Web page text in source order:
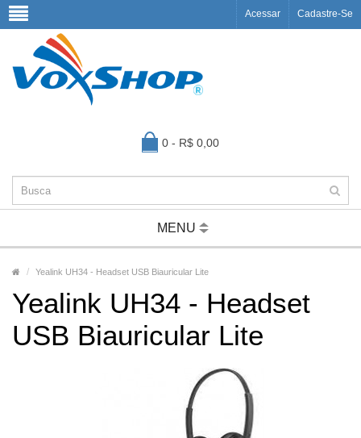
Acessar Cadastre-Se
0 - R$ 0,00
MENU
Yealink UH34 - Headset USB Biauricular Lite
Yealink UH34 - Headset
USB Biauricular Lite